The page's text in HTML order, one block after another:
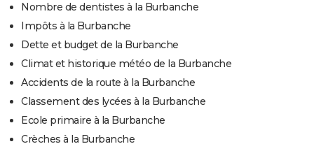
Nombre de dentistes à la Burbanche
Impôts à la Burbanche
Dette et budget de la Burbanche
Climat et historique météo de la Burbanche
Accidents de la route à la Burbanche
Classement des lycées à la Burbanche
Ecole primaire à la Burbanche
Crèches à la Burbanche